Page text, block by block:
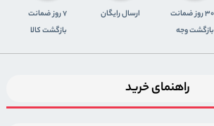
30 روز ضمانت
بازگشت وجه
ارسال رایگان
7 روز ضمانت
بازگشت کالا
راهنمای خرید